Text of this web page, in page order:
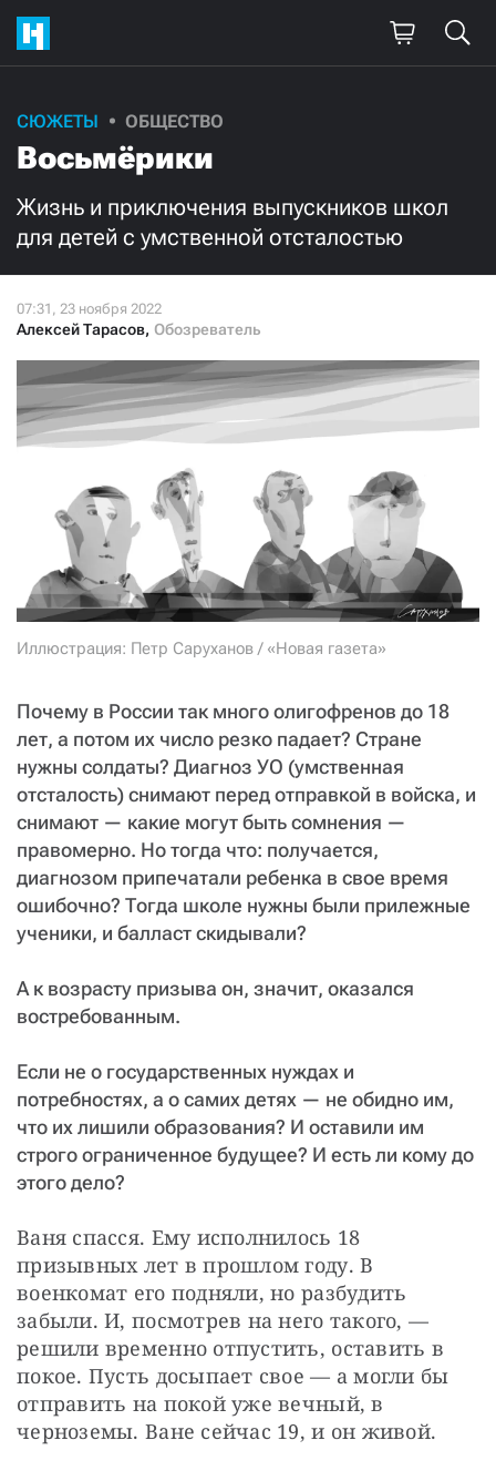
СЮЖЕТЫ ОБЩЕСТВО
Восьмёрики
Жизнь и приключения выпускников школ
для детей с умственной отсталостью
Алексей Тарасов, Обозреватель
Иллюстрация: Петр Саруханов / «Новая газета»
Почему в России так много олигофренов до 18
лет, а потом их число резко падает? Стране
нужны солдаты? Диагноз УО (умственная
отсталость) снимают перед отправкой в войска, и
снимают — какие могут быть сомнения —
правомерно. Но тогда что: получается,
диагнозом припечатали ребенка в свое время
ошибочно? Тогда школе нужны были прилежные
ученики, и балласт скидывали?
А к возрасту призыва он, значит, оказался
востребованным.
Если не о государственных нуждах и
потребностях, а о самих детях — не обидно им,
что их лишили образования? И оставили им
строго ограниченное будущее? И есть ли кому до
этого дело?
Ваня спасся. Ему исполнилось 18
призывных лет в прошлом году. В
военкомат его подняли, но разбудить
забыли. И, посмотрев на него такого, —
решили временно отпустить, оставить в
покое. Пусть досыпает свое — а могли бы
отправить на покой уже вечный, в
черноземы. Ване сейчас 19, и он живой.
Поддержите
нашу работу!
Ежемесячно Разово
500
Нажимая кнопку «Стать соучастником»,
и подтверждаю свое гражданство РФ
СТАТЬ СОУЧАСТНИКОМ
ПОДЕЛИТЬСЯ С ДРУЗЬЯМИ
Если у вас есть вопросы, пишите donate@novayagazeta.ruили
звоните:
+7 (929) 612-03-68